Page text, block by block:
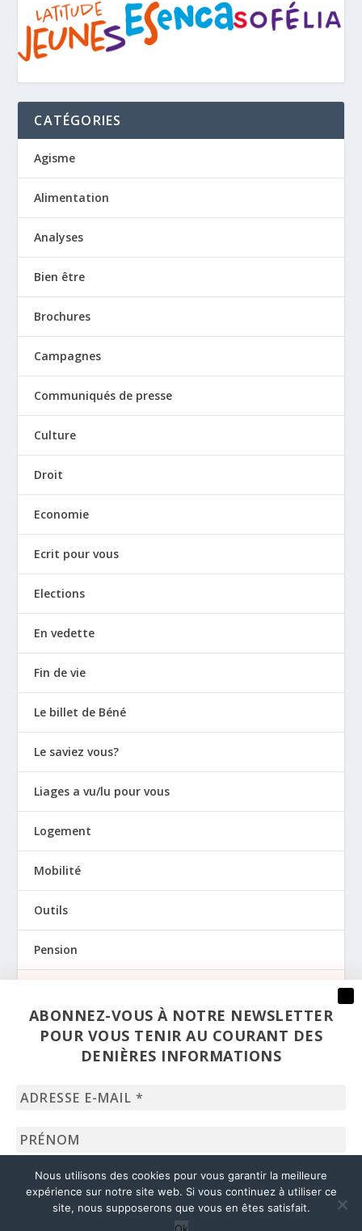
ABONNEZ-VOUS À NOTRE NEWSLETTER
POUR VOUS TENIR AU COURANT DES
DENIÈRES INFORMATIONS
Adresse
*
Prénom
Nom
CATÉGORIES
Agisme
Alimentation
Analyses
Bien être
Brochures
Campagnes
Communiqués de presse
Culture
Droit
Economie
Ecrit pour vous
Elections
En vedette
Fin de vie
Le billet de Béné
Le saviez vous?
Liages a vu/lu pour vous
Logement
Mobilité
Outils
Pension
Regards
Sexualité
Uncategorized
Nous utilisons des cookies pour vous garantir la meilleure
expérience sur notre site web. Si vous continuez à utiliser ce
site, nous supposerons que vous en êtes satisfait.